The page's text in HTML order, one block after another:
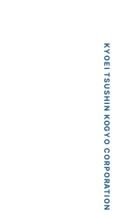
KYOEI TSUSHIN KOGYO CORPORATION